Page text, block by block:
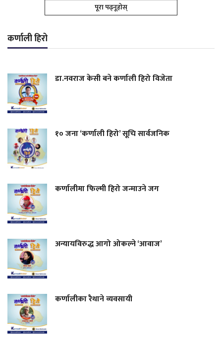
पूरा पढ्नूहोस्
कर्णाली हिरो
डा.नवराज केसी बने कर्णाली हिरो विजेता
१० जना ‘कर्णाली हिरो’ सूचि सार्वजनिक
कर्णालीमा फिल्मी हिरो जन्माउने जग
अन्यायविरुद्ध आगो ओकल्ने ‘आवाज’
कर्णालीका रैथाने व्यवसायी